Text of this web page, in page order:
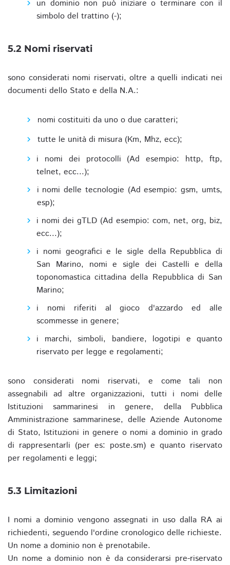
un dominio non può iniziare o terminare con il
simbolo del trattino (-);
5.2 Nomi riservati
sono considerati nomi riservati, oltre a quelli indicati nei
documenti dello Stato e della N.A.:
nomi costituiti da uno o due caratteri;
tutte le unità di misura (Km, Mhz, ecc);
i nomi dei protocolli (Ad esempio: http, ftp,
telnet, ecc...);
i nomi delle tecnologie (Ad esempio: gsm, umts,
esp);
i nomi dei gTLD (Ad esempio: com, net, org, biz,
ecc...);
i nomi geografici e le sigle della Repubblica di
San Marino, nomi e sigle dei Castelli e della
toponomastica cittadina della Repubblica di San
Marino;
i nomi riferiti al gioco d'azzardo ed alle
scommesse in genere;
i marchi, simboli, bandiere, logotipi e quanto
riservato per legge e regolamenti;
sono considerati nomi riservati, e come tali non
assegnabili ad altre organizzazioni, tutti i nomi delle
Istituzioni sammarinesi in genere, della Pubblica
Amministrazione sammarinese, delle Aziende Autonome
di Stato, Istituzioni in genere o nomi a dominio in grado
di rappresentarli (per es: poste.sm) e quanto riservato
per regolamenti e leggi;
5.3 Limitazioni
I nomi a dominio vengono assegnati in uso dalla RA ai
richiedenti, seguendo l'ordine cronologico delle richieste.
Un nome a dominio non è prenotabile.
Un nome a dominio non è da considerarsi pre-riservato